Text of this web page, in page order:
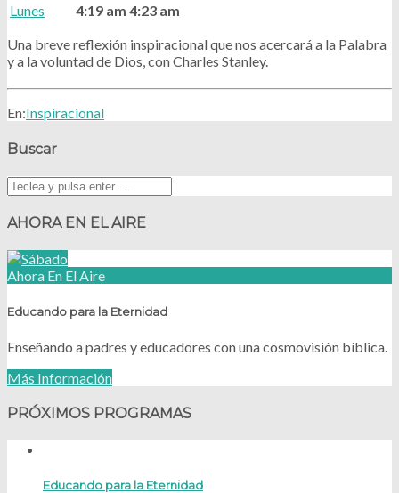
Lunes
4:19 am 4:23 am
Una breve reflexión inspiracional que nos acercará a la Palabra
y a la voluntad de Dios, con Charles Stanley.
En:Inspiracional
Buscar
AHORA EN EL AIRE
Ahora En El Aire
Educando para la Eternidad
Enseñando a padres y educadores con una cosmovisión bíblica.
Más Información
PRÓXIMOS PROGRAMAS
Educando para la Eternidad